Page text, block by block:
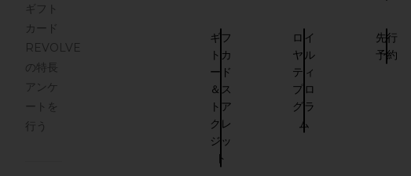
ギフト
カード
REVOLVE
の特長
アンケ
ートを
行う
ギフ
トカ
ード
＆ス
トア
クレ
ジッ
ト
ロイ
ヤル
ティ
プロ
グラ
ム
先行
予約